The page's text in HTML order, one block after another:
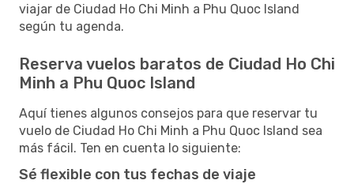
viajar de Ciudad Ho Chi Minh a Phu Quoc Island
según tu agenda.
Reserva vuelos baratos de Ciudad Ho Chi
Minh a Phu Quoc Island
Aquí tienes algunos consejos para que reservar tu
vuelo de Ciudad Ho Chi Minh a Phu Quoc Island sea
más fácil. Ten en cuenta lo siguiente:
Sé flexible con tus fechas de viaje